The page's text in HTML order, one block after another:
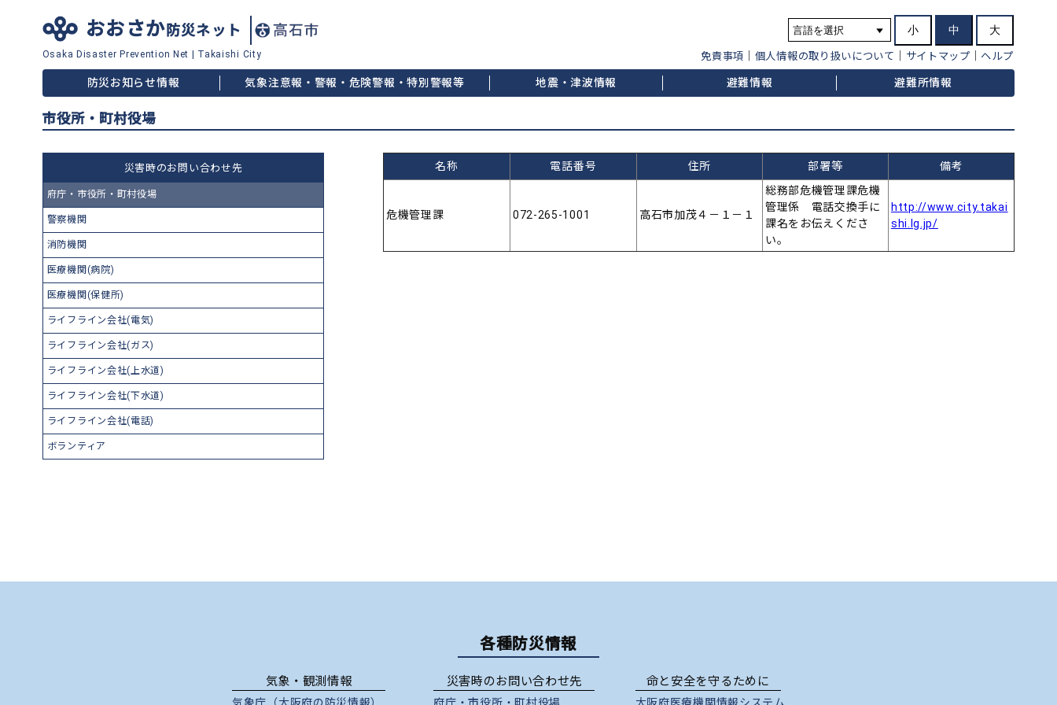
おおさか防災ネット
Osaka Disaster Prevention Net Takaishi City
小 中 大
免責事項 個人情報の取り扱いについて サイトマップ ヘルプ
防災お知らせ情報 気象注意報・警報・危険警報・特別警報等 地震・津波情報 避難情報 避難所情報
市役所・町村役場
災害時のお問い合わせ先
府庁・市役所・町村役場
警察機関
消防機関
医療機関(病院)
医療機関(保健所)
ライフライン会社(電気)
ライフライン会社(ガス)
ライフライン会社(上水道)
ライフライン会社(下水道)
ライフライン会社(電話)
ボランティア
名称 電話番号 住所 部署等 備考
危機管理課 072-265-1001 高石市加茂４－１－１
総務部危機管理課危機
管理係 電話交換手に
課名をお伝えくださ
い。
http://www.city.takai
shi.lg.jp/
各種防災情報
気象・観測情報
気象庁（大阪府の防災情報）
災害時のお問い合わせ先
府庁 ・市役所 ・町村役場
命と安全を守るために
大阪府医療機関情報システム